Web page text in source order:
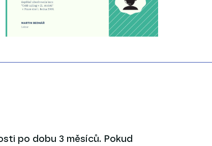
po dobu 3 měsíců. Pokud